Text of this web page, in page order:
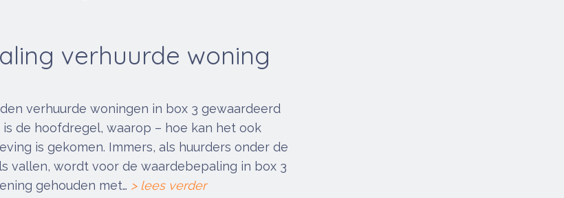
verhuurde woning
verhuurde woningen in box 3 gewaardeerd
de hoofdregel, waarop – hoe kan het ook
is gekomen. Immers, als huurders onder de
vallen, wordt voor de waardebepaling in box 3
gehouden met… > lees verder